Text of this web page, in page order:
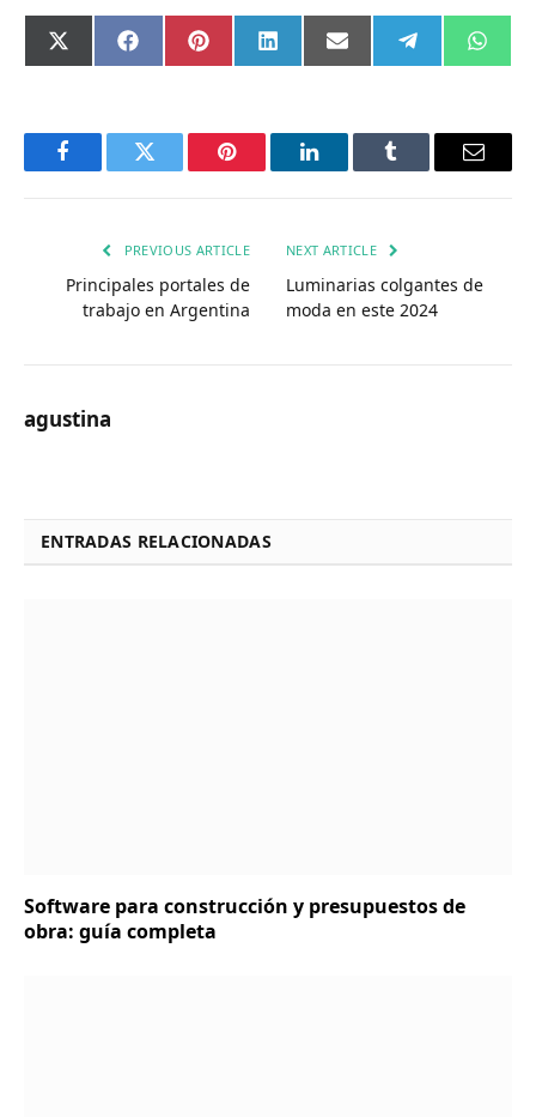
Compartir
en
X
(Twitter)
Compartir
en
FacebookCompartir
en
PinterestCompartir
en
LinkedInCompartir
en
Email Compartir
en
Telegram
en
FacebookTwitter Pinterest LinkedInTumblr Email
PREVIOUS ARTICLE
Principales portales de
trabajo en Argentina
NEXT ARTICLE
Luminarias colgantes de
moda en este 2024
agustina
ENTRADAS RELACIONADAS
Software para construcción y presupuestos de
obra: guía completa